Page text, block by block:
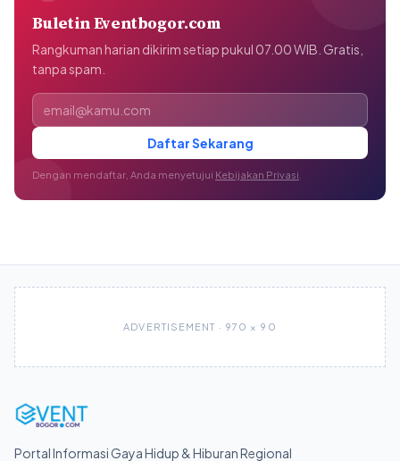
Buletin Eventbogor.com
Rangkuman harian dikirim setiap pukul 07.00 WIB. Gratis,
tanpa spam.
Alamat email
Daftar Sekarang
Dengan mendaftar, Anda menyetujui Kebijakan Privasi
ADVERTISEMENT · 970 × 90
Portal Informasi Gaya Hidup & Hiburan Regional